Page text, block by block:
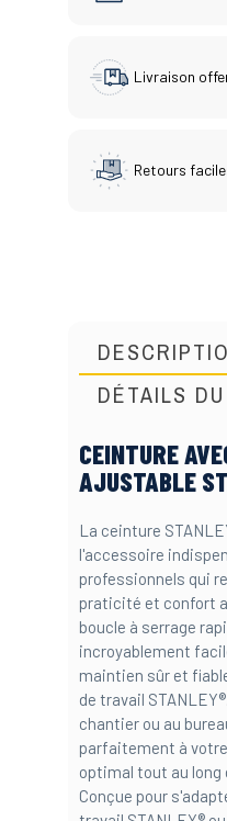
Livraison
Retours
DÉTAILS
CEINTURE
AJUSTABLE
La ceinture
l'accessoire
professionnels qui
praticité et confort
boucle à serrage
incroyablement
maintien sûr et
de travail
chantier ou au
parfaitement à
optimal tout au long
Conçue pour